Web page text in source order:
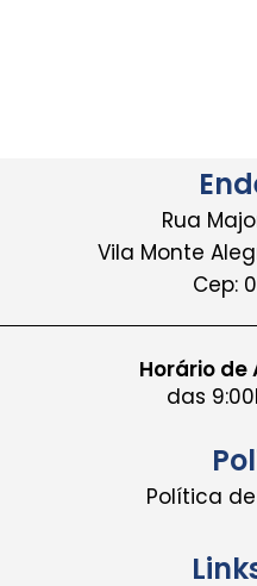
Rua
Vila Monte
Cep:
Horário
das
Política